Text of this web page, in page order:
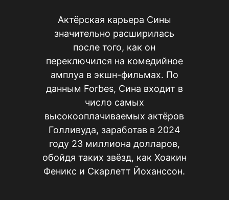
Актёрская карьера Сины
значительно расширилась
после того, как он
переключился на комедийное
амплуа в экшн-фильмах. По
данным Forbes, Сина входит в
число самых
высокооплачиваемых актёров
Голливуда, заработав в 2024
году 23 миллиона долларов,
обойдя таких звёзд, как Хоакин
Феникс и Скарлетт Йоханссон.